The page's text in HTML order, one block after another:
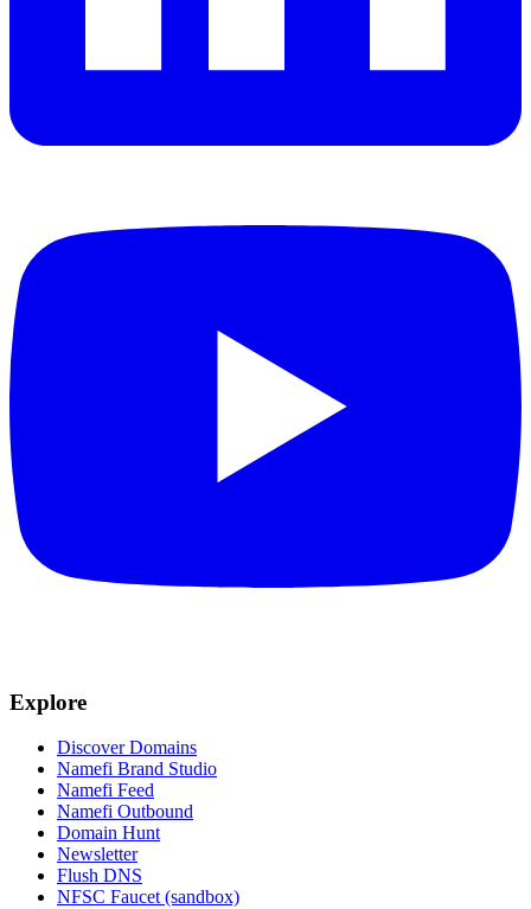
Explore
Discover Domains
Namefi Brand Studio
Namefi Feed
Namefi Outbound
Domain Hunt
Newsletter
Flush DNS
NFSC Faucet (sandbox)